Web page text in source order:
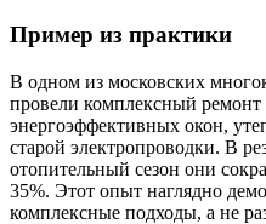
Пример из практики
В одном из московских
провели комплексный ремонт
энергоэффективных окон,
старой электропроводки. В
отопительный сезон они
35%. Этот опыт наглядно
комплексные подходы, а не